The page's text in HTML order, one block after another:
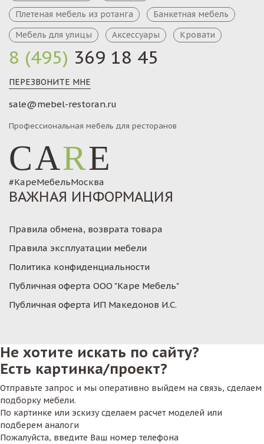
8 (495) 369 18 45
ПЕРЕЗВОНИТЕ МНЕ
sale@mebel-restoran.ru
Профессиональная мебель для ресторанов
CARE
#КареМебельМосква
Плетеная мебель из ротанга
Банкетная мебель
Мебель для улицы
Аксессуары Кровати
ВАЖНАЯ ИНФОРМАЦИЯ
Правила обмена, возврата товара
Правила эксплуатации мебели
Политика конфиденциальности
Публичная оферта ООО "Каре Мебель"
Публичная оферта ИП Македонов И.С.
Не хотите искать по сайту?
Есть картинка/проект?
Отправьте запрос и мы оперативно выйдем на связь, сделаем
подборку мебели.
По картинке или эскизу сделаем расчет моделей или
подберем аналоги
Пожалуйста, введите Ваш номер телефона